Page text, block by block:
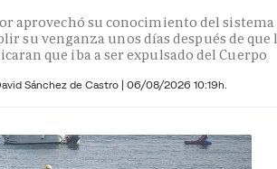
aprovechó su conocimiento del sistema
su venganza unos días después de que
que iba a ser expulsado del Cuerpo
Sánchez de Castro | 06/08/2026 10:19h.